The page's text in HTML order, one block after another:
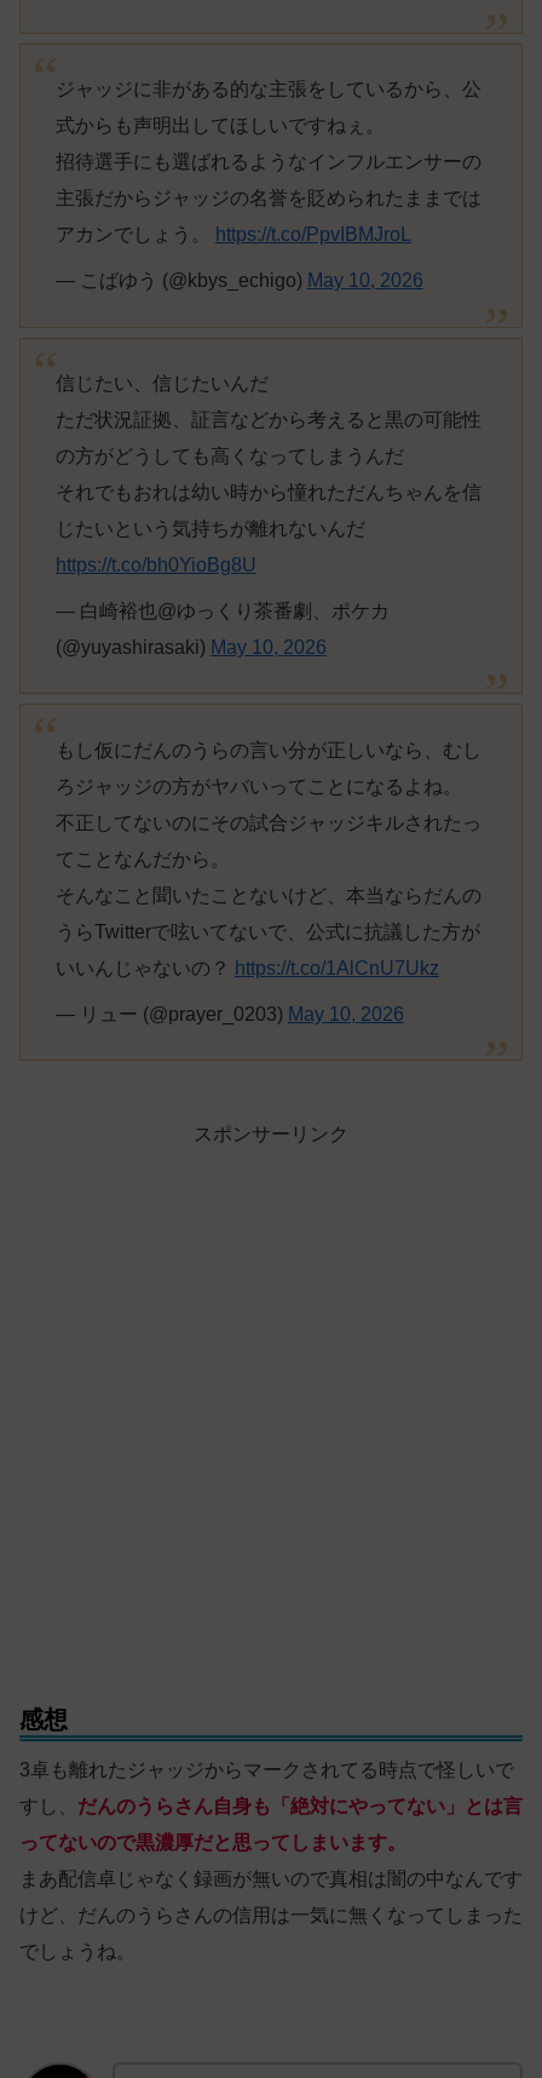
ジャッジに非がある的な主張をしているから、公
式からも声明出してほしいですねぇ。
招待選手にも選ばれるようなインフルエンサーの
主張だからジャッジの名誉を貶められたままでは
アカンでしょう。
https://t.co/PpvIBMJroL
— こばゆう (@kbys_echigo) May 10, 2026
信じたい、信じたいんだ
ただ状況証拠、証言などから考えると黒の可能性
の方がどうしても高くなってしまうんだ
それでもおれは幼い時から憧れただんちゃんを信
じたいという気持ちが離れないんだ
https://t.co/bh0YioBg8U
— 白崎裕也@ゆっくり茶番劇、ポケカ
(@yuyashirasaki) May 10, 2026
もし仮にだんのうらの言い分が正しいなら、むし
ろジャッジの方がヤバいってことになるよね。
不正してないのにその試合ジャッジキルされたっ
てことなんだから。
そんなこと聞いたことないけど、本当ならだんの
うらTwitterで呟いてないで、公式に抗議した方が
いいんじゃないの？
https://t.co/1AlCnU7Ukz
— リュー (@prayer_0203) May 10, 2026
スポンサーリンク
感想
3卓も離れたジャッジからマークされてる時点で怪しいで
すし、 だんのうらさん自身も「絶対にやってない」とは言
ってないので黒濃厚だと思ってしまいます。
まあ配信卓じゃなく録画が無いので真相は闇の中なんです
けど、だんのうらさんの信用は一気に無くなってしまった
でしょうね。